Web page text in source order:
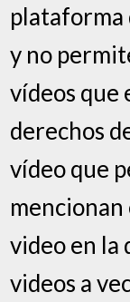
plataforma
y no
vídeos que
derechos
vídeo que
mencionan
video en la
videos a